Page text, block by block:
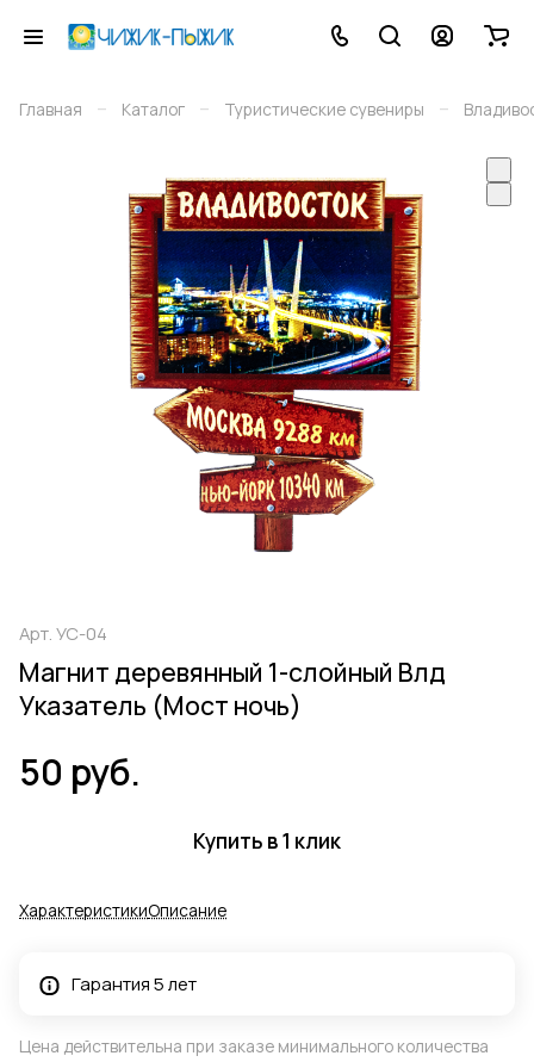
Главная – Каталог – Туристические сувениры –
Арт. УС-04
Магнит деревянный 1-слойный Влд
Указатель (Мост ночь)
50 руб.
Купить в 1 клик
ХарактеристикиОписание
Гарантия 5 лет
Цена действительна при заказе минимального количества